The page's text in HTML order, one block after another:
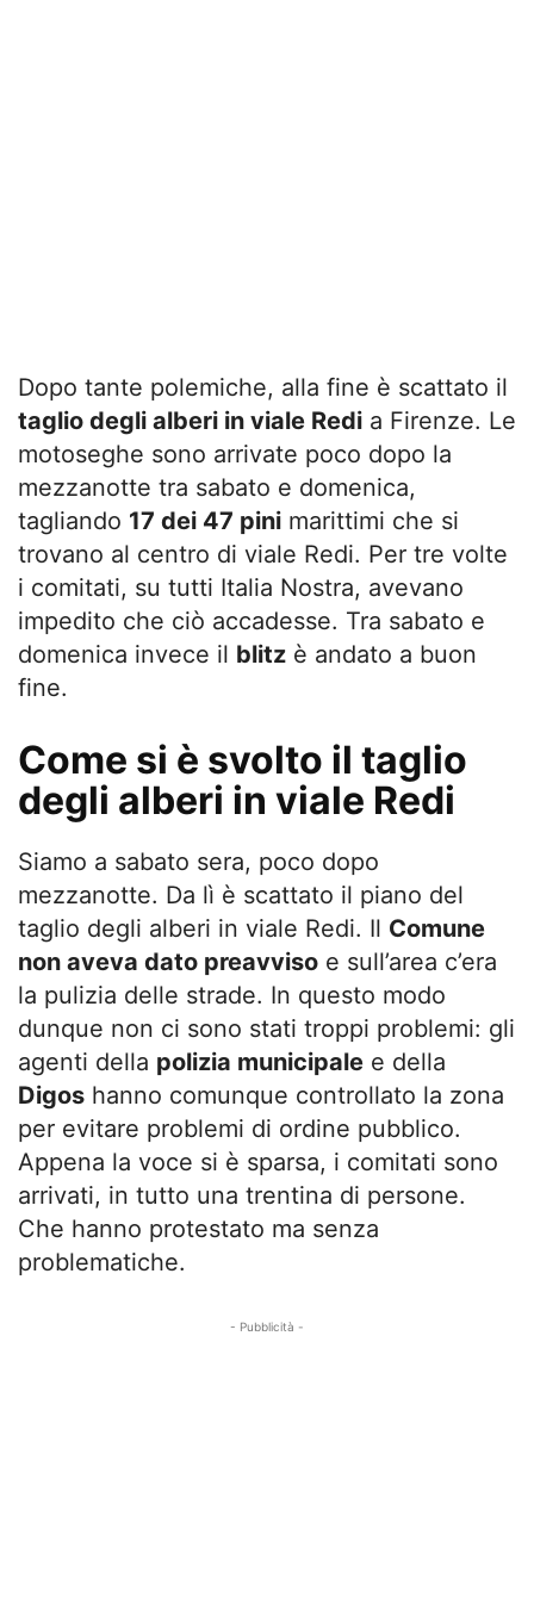
Dopo tante polemiche, alla fine è scattato il
taglio degli alberi in viale Redi a Firenze. Le
motoseghe sono arrivate poco dopo la
mezzanotte tra sabato e domenica,
tagliando 17 dei 47 pini marittimi che si
trovano al centro di viale Redi. Per tre volte
i comitati, su tutti Italia Nostra, avevano
impedito che ciò accadesse. Tra sabato e
domenica invece il blitz è andato a buon
fine.
Come si è svolto il taglio
degli alberi in viale Redi
Siamo a sabato sera, poco dopo
mezzanotte. Da lì è scattato il piano del
taglio degli alberi in viale Redi. Il Comune
non aveva dato preavviso e sull’area c’era
la pulizia delle strade. In questo modo
dunque non ci sono stati troppi problemi: gli
agenti della polizia municipale e della
Digos hanno comunque controllato la zona
per evitare problemi di ordine pubblico.
Appena la voce si è sparsa, i comitati sono
arrivati, in tutto una trentina di persone.
Che hanno protestato ma senza
problematiche.
- Pubblicità -